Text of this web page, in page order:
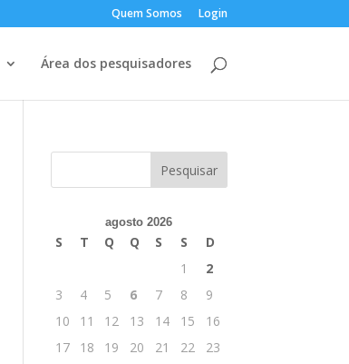
Quem Somos Login
Área dos pesquisadores
agosto 2026
S T Q Q S S
D
1
2
3
4 5 6 7 8
9
10
11 12 13 14 15
16
17
18 19 20 21 22
23